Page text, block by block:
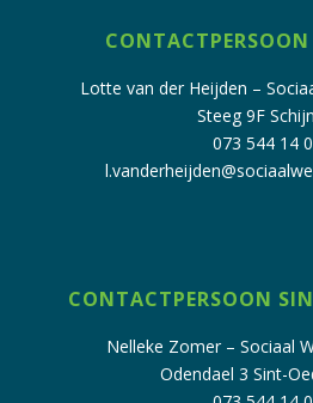
Lotte van der Heijden –
Steeg 9F
073 544 14
CONTACTPERSOON
Nelleke Zomer – Sociaal
Odendael 3 Sint-